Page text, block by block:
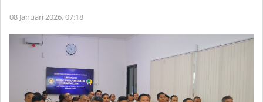
08 Januari 2026, 07:18